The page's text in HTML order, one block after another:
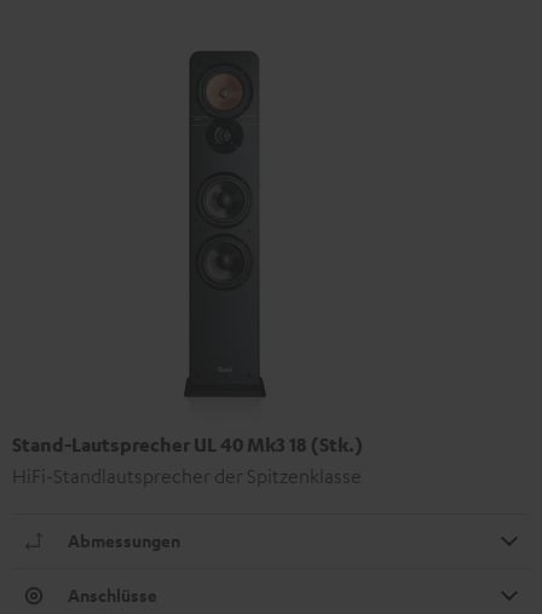
Stand-Lautsprecher UL 40 Mk3 18 (Stk.)
HiFi-Standlautsprecher der Spitzenklasse
Abmessungen
Anschlüsse